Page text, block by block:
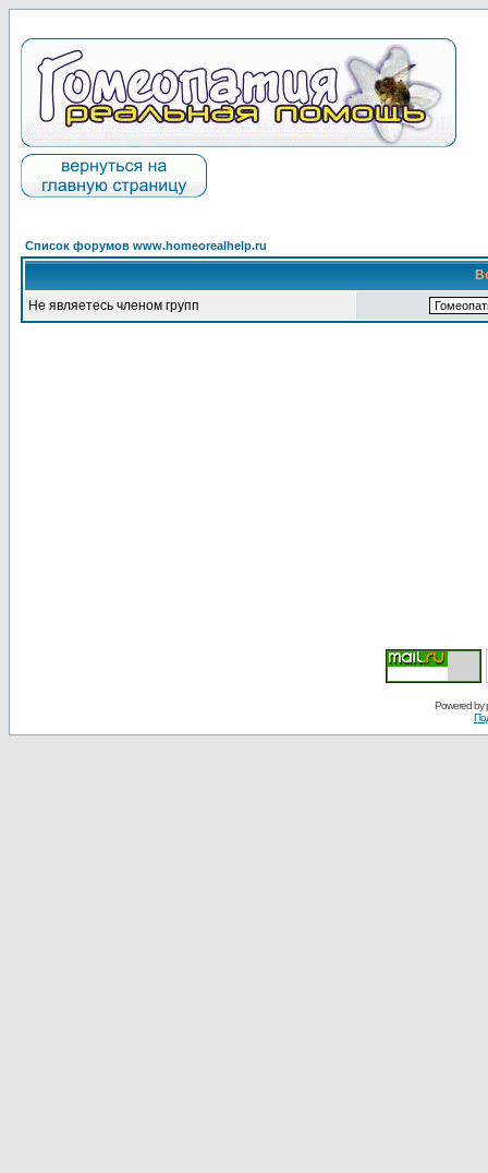
Список форумов www.homeorealhelp.ru
Не являетесь членом групп
Powered by